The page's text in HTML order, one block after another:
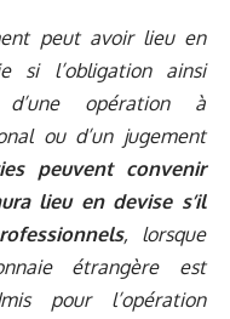
peut avoir lieu en
si l’obligation ainsi
opération à
ou d’un jugement
peuvent convenir
lieu en devise s’il
, lorsque
étrangère est
pour l’opération